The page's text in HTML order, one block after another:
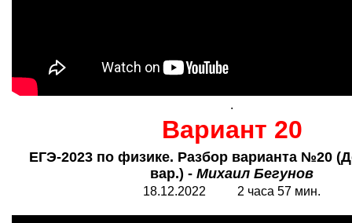
.
Вариант 20
ЕГЭ-2023 по физике. Разбор варианта №20
вар.) - Михаил Бегунов
18.12.2022 2 часа 57 мин.